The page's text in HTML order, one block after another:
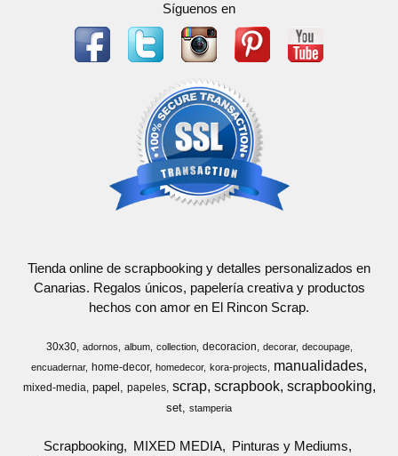
Síguenos en
Tienda online de scrapbooking y detalles personalizados en
Canarias. Regalos únicos, papelería creativa y productos
hechos con amor en El Rincon Scrap.
30x30 adornos album collection decoracion decorar
decoupage
encuadernar home-decor homedecor kora-projects manualidades
mixed-media papel papeles scrap scrapbook scrapbooking
set stamperia
Scrapbooking MIXED MEDIA
Pinturas y Mediums